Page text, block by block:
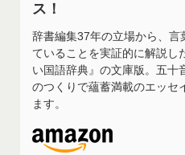
ス！
辞書編集37年の立場から、言
ていることを実証的に解説し
い国語辞典』の文庫版。五十
のつくりで蘊蓄満載のエッセ
ます。